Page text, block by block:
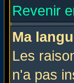
Revenir
Ma
Les
n'a pas